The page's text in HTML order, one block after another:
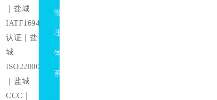
｜盐城
IATF16949
认证｜盐
城
ISO22000
｜盐城
CCC｜
管
理
体
系